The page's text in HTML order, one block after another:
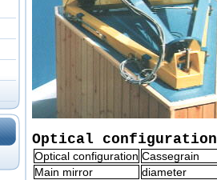
Optical configuration
Optical configuration Cassegrain
Main mirror
diameter